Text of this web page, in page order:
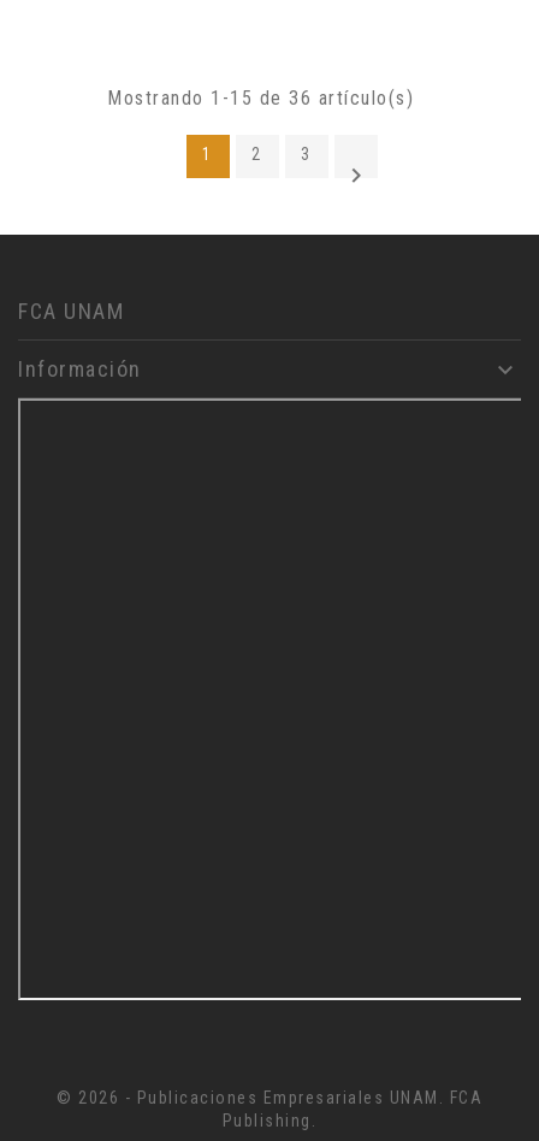
Mostrando 1-15 de 36 artículo(s)
1 2 3

FCA UNAM
Información 
© 2026 - Publicaciones Empresariales UNAM. FCA
Publishing.